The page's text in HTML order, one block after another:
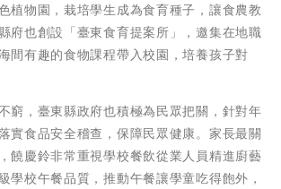
植物園，栽培學生成為食育種子，讓食農教
府也創設「臺東食育提案所」，邀集在地職
間有趣的食物課程帶入校園，培養孩子對
窮，臺東縣政府也積極為民眾把關，針對年
實食品安全稽查，保障民眾健康。家長最關
饒慶鈴非常重視學校餐飲從業人員精進廚藝
學校午餐品質，推動午餐讓學童吃得飽外，